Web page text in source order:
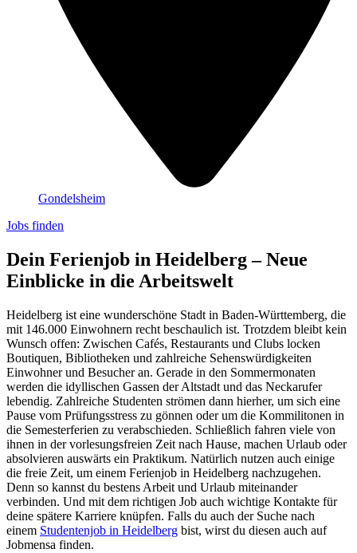
Gondelsheim
Jobs finden
Dein Ferienjob in Heidelberg – Neue
Einblicke in die Arbeitswelt
Heidelberg ist eine wunderschöne Stadt in Baden-Württemberg, die
mit 146.000 Einwohnern recht beschaulich ist. Trotzdem bleibt kein
Wunsch offen: Zwischen Cafés, Restaurants und Clubs locken
Boutiquen, Bibliotheken und zahlreiche Sehenswürdigkeiten
Einwohner und Besucher an. Gerade in den Sommermonaten
werden die idyllischen Gassen der Altstadt und das Neckarufer
lebendig. Zahlreiche Studenten strömen dann hierher, um sich eine
Pause vom Prüfungsstress zu gönnen oder um die Kommilitonen in
die Semesterferien zu verabschieden. Schließlich fahren viele von
ihnen in der vorlesungsfreien Zeit nach Hause, machen Urlaub oder
absolvieren auswärts ein Praktikum. Natürlich nutzen auch einige
die freie Zeit, um einem Ferienjob in Heidelberg nachzugehen.
Denn so kannst du bestens Arbeit und Urlaub miteinander
verbinden. Und mit dem richtigen Job auch wichtige Kontakte für
deine spätere Karriere knüpfen. Falls du auch der Suche nach
einem Studentenjob in Heidelberg bist, wirst du diesen auch auf
Jobmensa finden.